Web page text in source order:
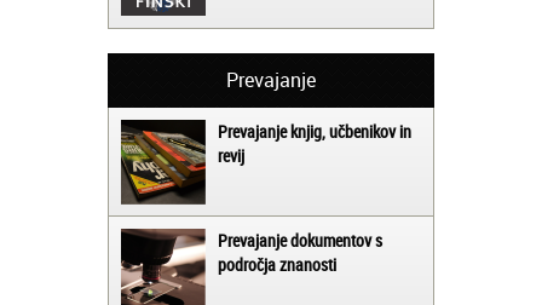
Prevajanje
Prevajanje knjig, učbenikov in
revij
Prevajanje dokumentov s
področja znanosti